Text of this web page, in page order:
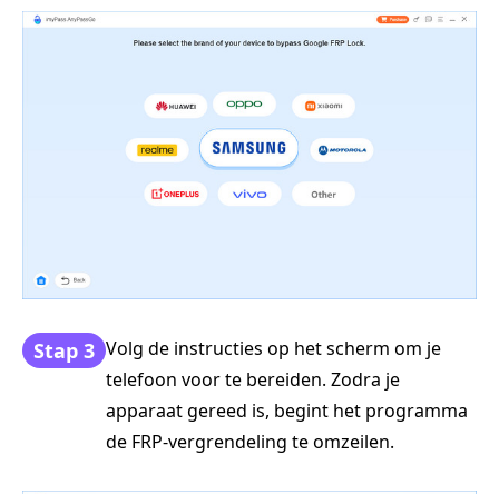
Stap 3 Volg de instructies op het scherm om je
telefoon voor te bereiden. Zodra je
apparaat gereed is, begint het programma
de FRP-vergrendeling te omzeilen.